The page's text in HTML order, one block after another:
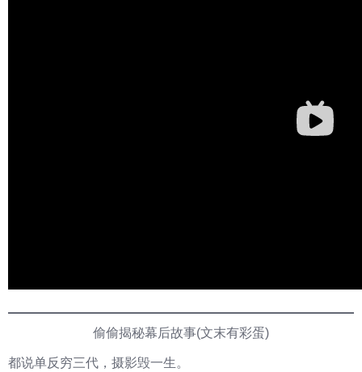
偷偷揭秘幕后故事(文末有彩蛋)
都说单反穷三代，摄影毁一生。